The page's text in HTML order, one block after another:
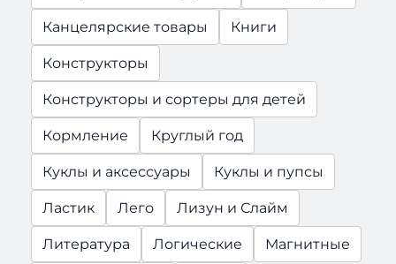
Канцелярские товары Книги
Конструкторы
Конструкторы и сортеры для детей
Кормление Круглый год
Куклы и аксессуары Куклы и пупсы
Ластик Лего Лизун и Слайм
Литература Логические Магнитные